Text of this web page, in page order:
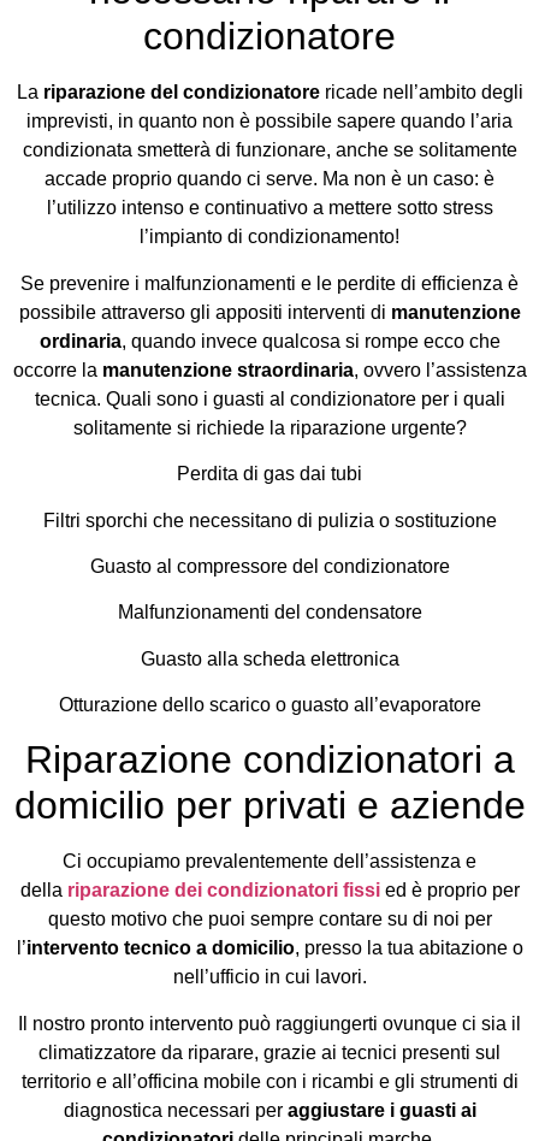
condizionatore
La riparazione del condizionatorericade nell’ambito degli
imprevisti, in quanto non è possibile sapere quando l’aria
condizionata smetterà di funzionare, anche se solitamente
accade proprio quando ci serve. Ma non è un caso: è
l’utilizzo intenso e continuativo a mettere sotto stress
l’impianto di condizionamento!
Se prevenire i malfunzionamenti e le perdite di efficienza è
possibile attraverso gli appositi interventi di manutenzione
ordinaria, quando invece qualcosa si rompe ecco che
occorre la manutenzione straordinaria, ovvero l’assistenza
tecnica. Quali sono i guasti al condizionatore per i quali
solitamente si richiede la riparazione urgente?
Perdita di gas dai tubi
Filtri sporchi che necessitano di pulizia o sostituzione
Guasto al compressore del condizionatore
Malfunzionamenti del condensatore
Guasto alla scheda elettronica
Otturazione dello scarico o guasto all’evaporatore
Riparazione condizionatori a
domicilio per privati e aziende
Ci occupiamo prevalentemente dell’assistenza e
della riparazione dei condizionatori fissi ed è proprio per
questo motivo che puoi sempre contare su di noi per
l’intervento tecnico a domicilio, presso la tua abitazione o
nell’ufficio in cui lavori.
Il nostro pronto intervento può raggiungerti ovunque ci sia il
climatizzatore da riparare, grazie ai tecnici presenti sul
territorio e all’officina mobile con i ricambi e gli strumenti di
diagnostica necessari per aggiustare i guasti ai